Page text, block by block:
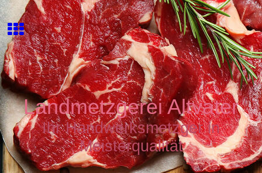
Landmetzgerei Altvater
Ihr Handwerksmetzger in
Meisterqualität